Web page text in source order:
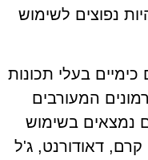
נפוצים לשימוש
בעלי תכונות
המעורבים
נמצאים בשימוש
קרם, דאודורנט, ג'ל